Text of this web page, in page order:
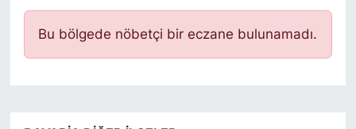
Bu bölgede nöbetçi bir eczane bulunamadı.